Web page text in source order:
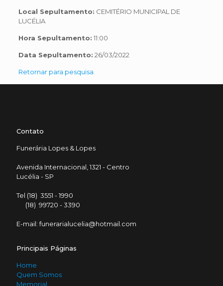
Local Sepultamento: CEMITÉRIO MUNICIPAL DE
LUCÉLIA
Hora Sepultamento: 11:00
Data Sepultamento: 26/03/2022
Retornar para pesquisa
Contato
Funerária Lopes & Lopes
Avenida Internacional, 1321 - Centro
Lucélia - SP
Tel (18) 3551 - 1990
(18) 99720 - 3390
E-mail: funerarialucelia@hotmail.com
Principais Páginas
Home
Quem Somos
Memorial